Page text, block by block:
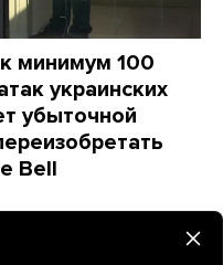
минимум 100
украинских
убыточной
Bell